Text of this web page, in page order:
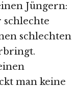
Jüngern:
schlechte
schlechten
man keine